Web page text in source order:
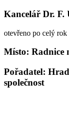
Kancelář Dr. F.
otevřeno po celý rok
Místo: Radnice
Pořadatel:
společnost